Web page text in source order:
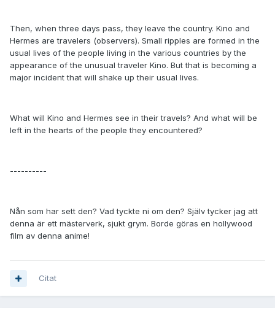
Then, when three days pass, they leave the country. Kino and
Hermes are travelers (observers). Small ripples are formed in the
usual lives of the people living in the various countries by the
appearance of the unusual traveler Kino. But that is becoming a
major incident that will shake up their usual lives.
What will Kino and Hermes see in their travels? And what will be
left in the hearts of the people they encountered?
----------
Nån som har sett den? Vad tyckte ni om den? Själv tycker jag att
denna är ett mästerverk, sjukt grym. Borde göras en hollywood
film av denna anime!
Citat